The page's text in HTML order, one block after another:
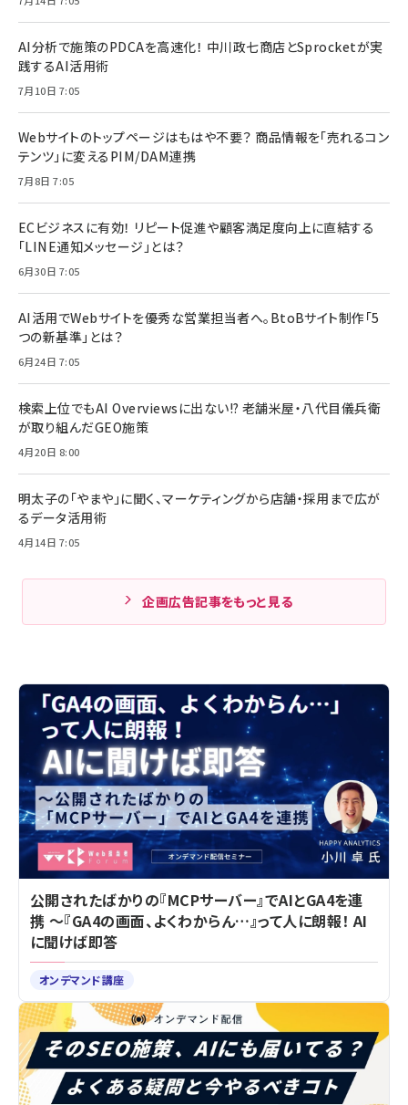
AI分析で施策のPDCAを高速化！ 中川政七商店とSprocketが実
践するAI活用術
7月10日 7:05
Webサイトのトップページはもはや不要？ 商品情報を「売れるコン
テンツ」に変えるPIM/DAM連携
7月8日 7:05
ECビジネスに有効！ リピート促進や顧客満足度向上に直結する
「LINE通知メッセージ」とは？
6月30日 7:05
AI活用でWebサイトを優秀な営業担当者へ。BtoBサイト制作「5
つの新基準」とは？
6月24日 7:05
検索上位でもAI Overviewsに出ない!? 老舗米屋・八代目儀兵衛
が取り組んだGEO施策
4月20日 8:00
明太子の「やまや」に聞く、マーケティングから店舗・採用まで広が
るデータ活用術
4月14日 7:05
企画広告記事をもっと見る
公開されたばかりの『MCPサーバー』でAIとGA4を連
携 ～『GA4の画面、よくわからん…』って人に朗報！ AI
に聞けば即答
オンデマンド講座